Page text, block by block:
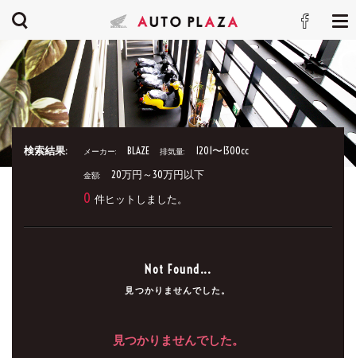
検索結果: メーカー: BLAZE 排気量: 1201〜1300cc
金額: 20万円～30万円以下
0 件ヒットしました。
Not Found...
見つかりませんでした。
見つかりませんでした。